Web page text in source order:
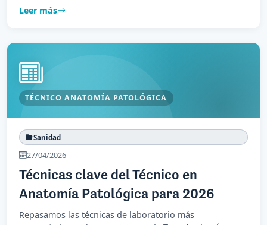
Leer más
TÉCNICO ANATOMÍA PATOLÓGICA
Sanidad
27/04/2026
Técnicas clave del Técnico en
Anatomía Patológica para 2026
Repasamos las técnicas de laboratorio más